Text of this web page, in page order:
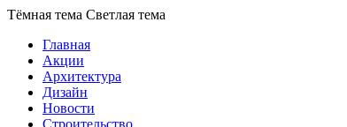
Тёмная тема Светлая тема
Главная
Акции
Архитектура
Дизайн
Новости
Строительство